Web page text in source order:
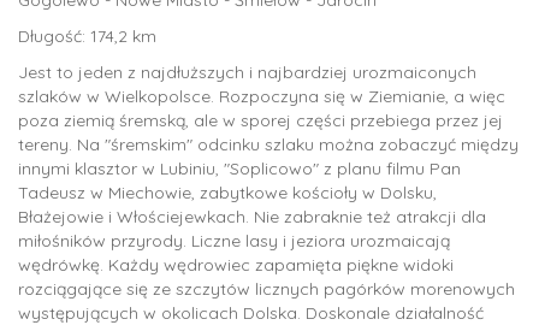
Długość: 174,2 km
Jest to jeden z najdłuższych i najbardziej urozmaiconych
szlaków w Wielkopolsce. Rozpoczyna się w Ziemianie, a więc
poza ziemią śremską, ale w sporej części przebiega przez jej
tereny. Na "śremskim" odcinku szlaku można zobaczyć między
innymi klasztor w Lubiniu, "Soplicowo" z planu filmu Pan
Tadeusz w Miechowie, zabytkowe kościoły w Dolsku,
Błażejowie i Włościejewkach. Nie zabraknie też atrakcji dla
miłośników przyrody. Liczne lasy i jeziora urozmaicają
wędrówkę. Każdy wędrowiec zapamięta piękne widoki
rozciągające się ze szczytów licznych pagórków morenowych
występujących w okolicach Dolska. Doskonale działalność